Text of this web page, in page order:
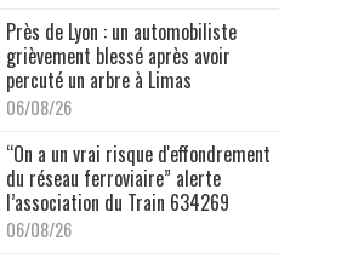
Près de Lyon : un automobiliste
grièvement blessé après avoir
percuté un arbre à Limas
06/08/26
“On a un vrai risque d'effondrement
du réseau ferroviaire” alerte
l’association du Train 634269
06/08/26